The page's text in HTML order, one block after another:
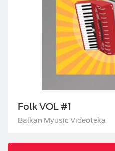
Folk VOL #1
Balkan Myusic Videoteka